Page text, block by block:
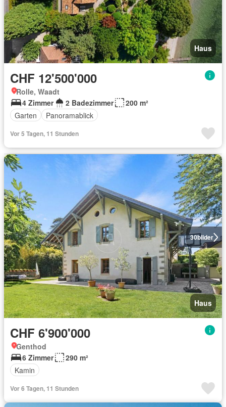
Haus
CHF 12'500'000
Rolle, Waadt
4 Zimmer
2 Badezimmer
200 m²
Garten
Panoramablick
Vor 5 Tagen, 11 Stunden
30bilder
Haus
CHF 6'900'000
Genthod
6 Zimmer
290 m²
Kamin
Vor 6 Tagen, 11 Stunden